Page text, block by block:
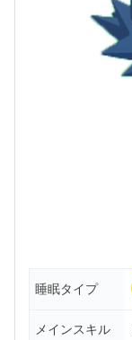
睡眠タイプ
メインスキル